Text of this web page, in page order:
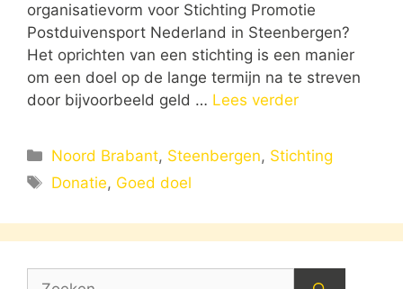
organisatievorm voor Stichting Promotie
Postduivensport Nederland in Steenbergen?
Het oprichten van een stichting is een manier
om een doel op de lange termijn na te streven
door bijvoorbeeld geld … Lees verder
Categorieën
Noord Brabant, Steenbergen, Stichting
Tags
Donatie, Goed doel
Zoek